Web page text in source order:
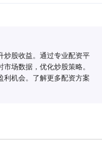
炒股收益。通过专业配资平
场数据，优化炒股策略。
利机会。了解更多配资方案